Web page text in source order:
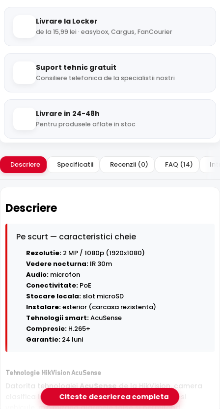
Livrare la Locker
de la 15,99 lei · easybox, Cargus, FanCourier
Suport tehnic gratuit
Consiliere telefonica de la specialistii nostri
Livrare in 24-48h
Pentru produsele aflate in stoc
Descriere Specificatii Recenzii (0) FAQ (14)
Descriere
Pe scurt — caracteristici cheie
Rezolutie: 2 MP / 1080p (1920x1080)
Vedere nocturna: IR 30m
Audio: microfon
Conectivitate: PoE
Stocare locala: slot microSD
Instalare:exterior (carcasa rezistenta)
Tehnologii smart:AcuSense
Compresie: H.265+
Garantie: 24 luni
Tehnologie HikVision AcuSense
Datorita tehnologieiAcuSensede la HikVision, camera
clasifica inteligent tintele detectate in persoane si
Citeste descrierea completa